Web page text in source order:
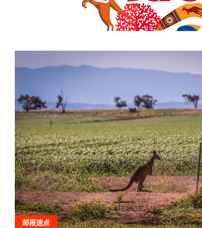
邮报速点